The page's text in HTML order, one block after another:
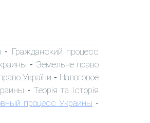
- Гражданский процесс
- Земельне право
України - Налоговое
- Теорія та Історія
процесс Украины -